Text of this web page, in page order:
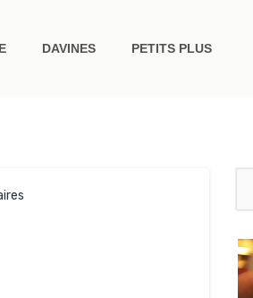
DAVINES PETITS PLUS